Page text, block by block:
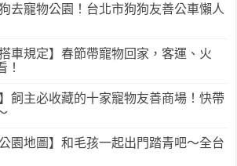
去寵物公園！台北市狗狗友善公車懶人
車規定】春節帶寵物回家，客運、火
！
飼主必收藏的十家寵物友善商場！快帶
園地圖】和毛孩一起出門踏青吧～全台